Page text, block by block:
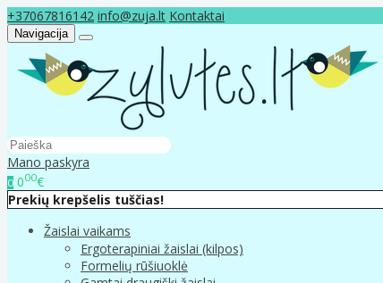
+37067816142 info@zuja.lt Kontaktai
Navigacija
Mano paskyra
0 000€
Prekių krepšelis tuščias!
Žaislai vaikams
Ergoterapiniai žaislai (kilpos)
Formelių rūšiuoklė